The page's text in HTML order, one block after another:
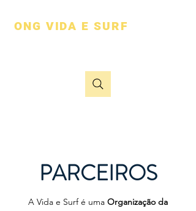
ONG VIDA E SURF
PARCEIROS
A Vida e Surf é uma Organização da